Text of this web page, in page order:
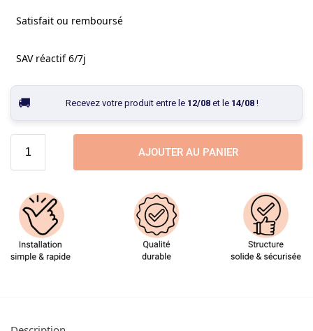
Satisfait ou remboursé
SAV réactif 6/7j
Recevez votre produit entre le 12/08et le 14/08!
AJOUTER AU PANIER